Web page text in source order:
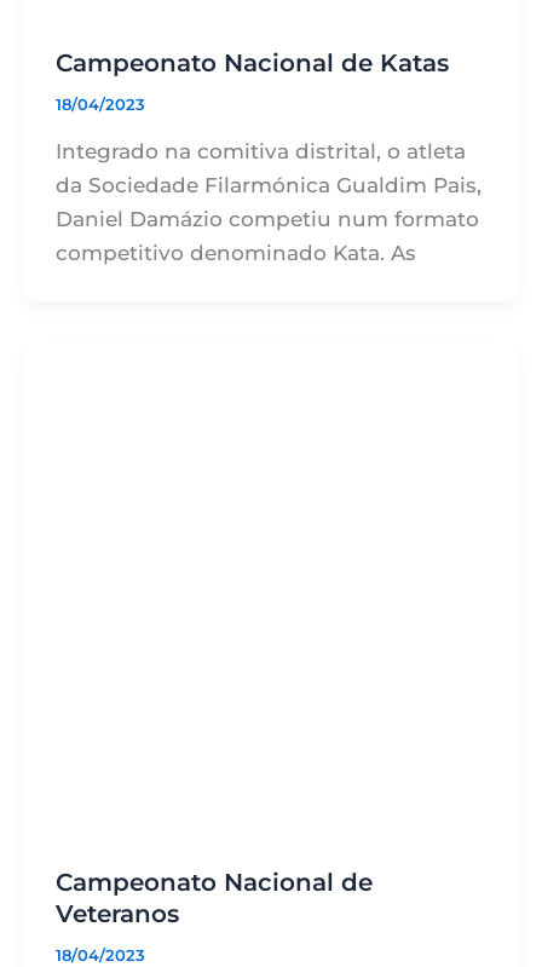
Campeonato Nacional de Katas
18/04/2023
Integrado na comitiva distrital, o atleta
da Sociedade Filarmónica Gualdim Pais,
Daniel Damázio competiu num formato
competitivo denominado Kata. As
Campeonato Nacional de
Veteranos
18/04/2023